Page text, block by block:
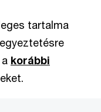
tartalma
korábbi